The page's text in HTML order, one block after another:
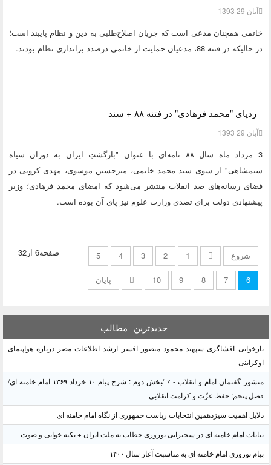
آبان 29 1393
خاتمی همچنان مدعی است که جریان اصلاح‌طلبی به دین و نظام پایبند است؛
در حالیکه در فتنه 88، مدعیان حمایت از خاتمی درصدد براندازی نظام بودند.
ردپای "محمد فرهادی" در فتنه ۸۸ + سند
آبان 29 1393
3 مرداد ماه سال ۸۸ نامه‌ای با عنوان "بازگشتِ ایران به دوران سیاه
ستمشاهی" از سوی سید محمد خاتمی، میرحسین موسوی، مهدی کروبی در
فضای رسانه‌های ضد انقلاب منتشر می‌شود که امضای محمد فرهادی؛ وزیر
پیشنهادی دولت برای تصدی وزارت علوم نیز پای آن بوده است.
صفحه6 از32 شروع 1
2
3
4
5
6
7
8
9
10 پایان
جدیدترین مطالب
بازخوانی افشاگری سپهبد محمود منصور افسر ارشد اطلاعات مصر درباره هواپیمای
اوکراینی
منشور گفتمان امام و انقلاب - 7 /بخش دوم : شرح پیام ۱۰ خرداد ۱۳۶۹ امام خامنه ای/
فصل پنجم: حفظ عزّت و کرامت انقلابی
دلایل اهمیت سیزدهمین انتخابات ریاست جمهوری از نگاه امام خامنه ای
بیانات امام خامنه ای در سخنرانی نوروزی خطاب به ملت ایران + نکته خوانی و صوت
پیام نوروزی امام خامنه ای به مناسبت آغاز سال ۱۴۰۰